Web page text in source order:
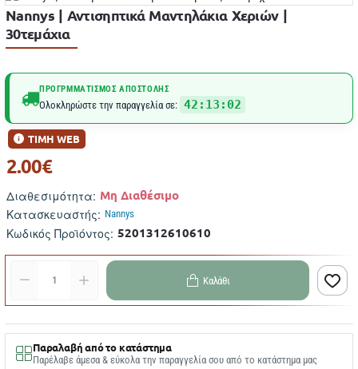
Nannys | Αντισηπτικά Μαντηλάκια Χεριών |
30τεμάχια
ΠΡΟΓΡΜΜΑΤΙΣΜΌΣ ΑΠΟΣΤΟΛΉΣ
Ολοκληρώστε την παραγγελία σε: 42:13:02
Διαθεσιμότητα: Μη Διαθέσιμο
Κατασκευαστής: Nannys
Κωδικός Προϊόντος: 5201312610610
ΤΙΜΗ WEB
2.00€
Καλάθι
Παραλαβή από το κατάστημα
Παρέλαβε άμεσα & εύκολα την παραγγελία σου από το κατάστημα μας